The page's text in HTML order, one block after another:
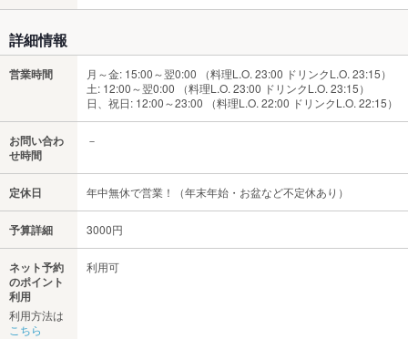
詳細情報
営業時間
月～金: 15:00～翌0:00 （料理L.O. 23:00 ドリンクL.O. 23:15）
土: 12:00～翌0:00 （料理L.O. 23:00 ドリンクL.O. 23:15）
日、祝日: 12:00～23:00 （料理L.O. 22:00 ドリンクL.O. 22:15）
お問い合わ
せ時間
－
定休日 年中無休で営業！（年末年始・お盆など不定休あり）
予算詳細 3000円
ネット予約
のポイント
利用
利用方法は
こちら
利用可